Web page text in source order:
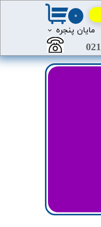
مايان پنجره
۰
021